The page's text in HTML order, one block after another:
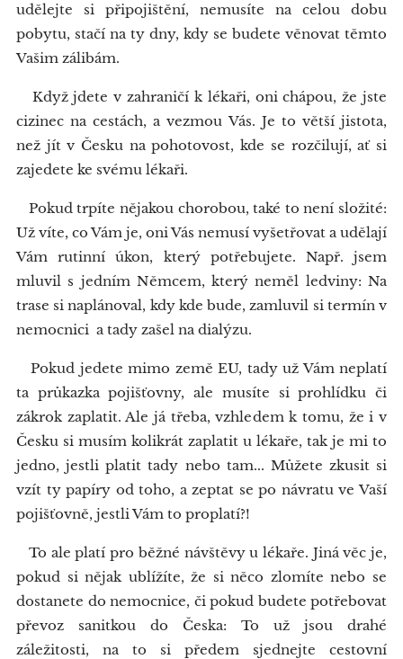
udělejte si připojištění, nemusíte na celou dobu
pobytu, stačí na ty dny, kdy se budete věnovat těmto
Vašim zálibám.
Když jdete v zahraničí k lékaři, oni chápou, že jste
cizinec na cestách, a vezmou Vás. Je to větší jistota,
než jít v Česku na pohotovost, kde se rozčilují, ať si
zajedete ke svému lékaři.
Pokud trpíte nějakou chorobou, také to není složité:
Už víte, co Vám je, oni Vás nemusí vyšetřovat a udělají
Vám rutinní úkon, který potřebujete. Např. jsem
mluvil s jedním Němcem, který neměl ledviny: Na
trase si naplánoval, kdy kde bude, zamluvil si termín v
nemocnici a tady zašel na dialýzu.
Pokud jedete mimo země EU, tady už Vám neplatí
ta průkazka pojišťovny, ale musíte si prohlídku či
zákrok zaplatit. Ale já třeba, vzhledem k tomu, že i v
Česku si musím kolikrát zaplatit u lékaře, tak je mi to
jedno, jestli platit tady nebo tam... Můžete zkusit si
vzít ty papíry od toho, a zeptat se po návratu ve Vaší
pojišťovně, jestli Vám to proplatí?!
To ale platí pro běžné návštěvy u lékaře. Jiná věc je,
pokud si nějak ublížíte, že si něco zlomíte nebo se
dostanete do nemocnice, či pokud budete potřebovat
převoz sanitkou do Česka: To už jsou drahé
záležitosti, na to si předem sjednejte cestovní